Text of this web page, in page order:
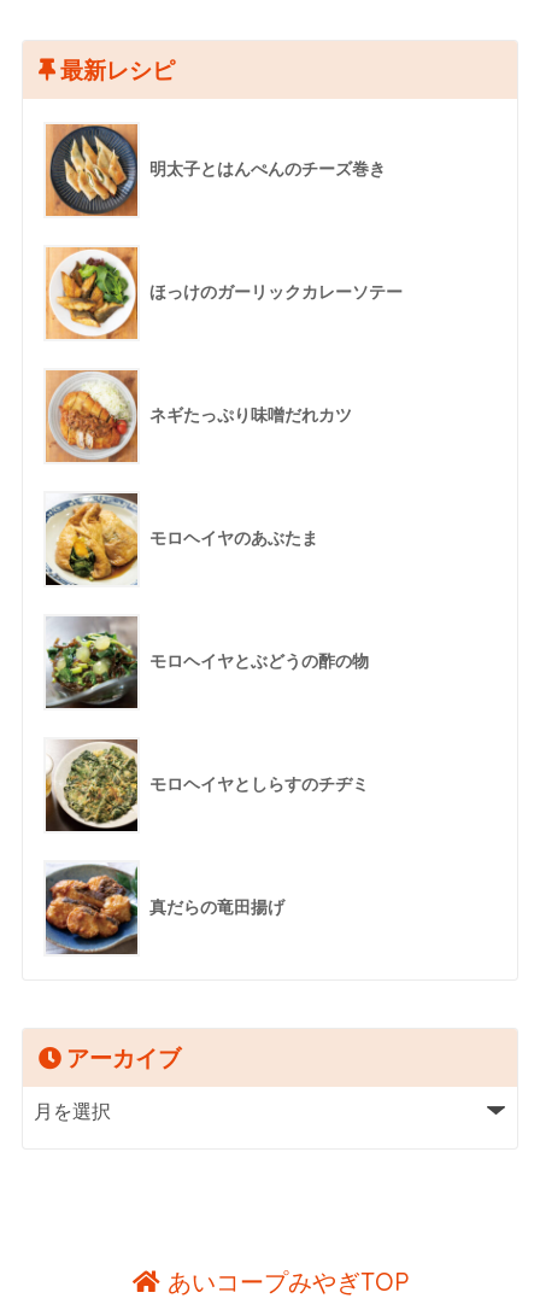
最新レシピ
明太子とはんぺんのチーズ巻き
ほっけのガーリックカレーソテー
ネギたっぷり味噌だれカツ
モロヘイヤのあぶたま
モロヘイヤとぶどうの酢の物
モロヘイヤとしらすのチヂミ
真だらの竜田揚げ
アーカイブ
あいコープみやぎTOP